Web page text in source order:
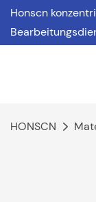
Honscn
HONSCN